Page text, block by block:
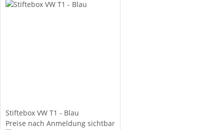
Stiftebox VW T1 - Blau
Preise nach Anmeldung sichtbar